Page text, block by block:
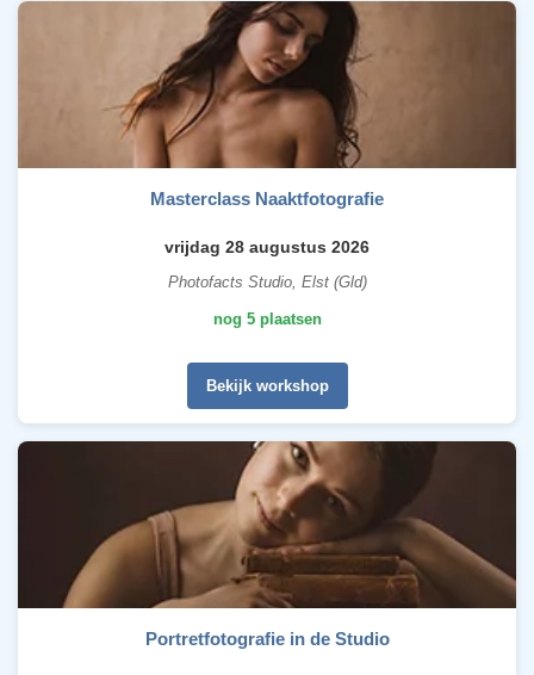
Masterclass Naaktfotografie
vrijdag 28 augustus 2026
Photofacts Studio, Elst (Gld)
nog 5 plaatsen
Bekijk workshop
Portretfotografie in de Studio